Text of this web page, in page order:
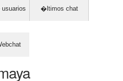
usuarios �ltimos chat